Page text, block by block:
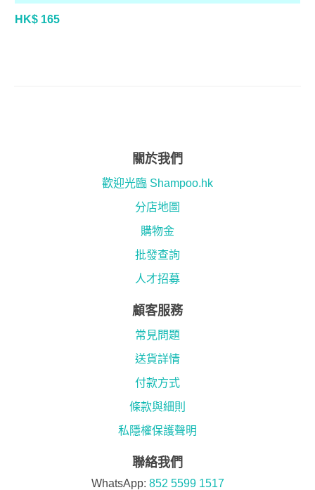
HK$ 165
關於我們
歡迎光臨 Shampoo.hk
分店地圖
購物金
批發查詢
人才招募
顧客服務
常見問題
送貨詳情
付款方式
條款與細則
私隱權保護聲明
聯絡我們
WhatsApp: 852 5599 1517